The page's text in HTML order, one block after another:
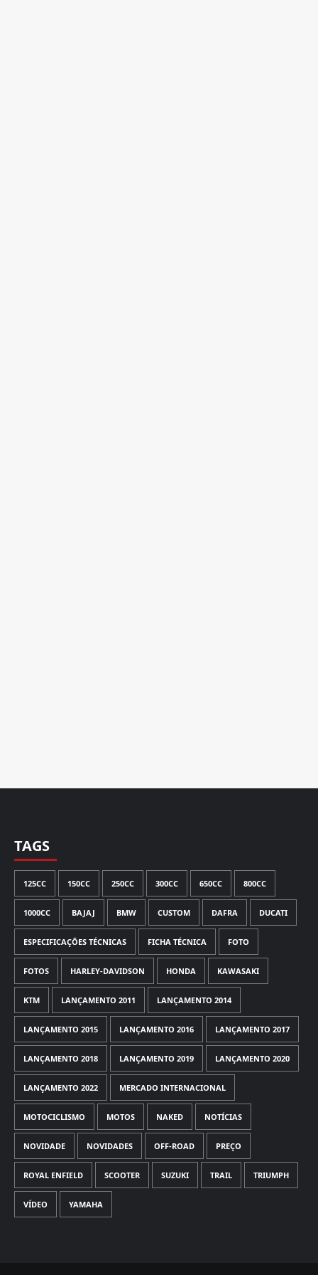
TAGS
125CC 150CC 250CC 300CC 650CC 800CC
1000CC BAJAJ BMW CUSTOM DAFRA DUCATI
ESPECIFICAÇÕES TÉCNICAS FICHA TÉCNICA FOTO
FOTOS HARLEY-DAVIDSON HONDA KAWASAKI
KTM LANÇAMENTO 2011 LANÇAMENTO 2014
LANÇAMENTO 2015 LANÇAMENTO 2016 LANÇAMENTO 2017
LANÇAMENTO 2018 LANÇAMENTO 2019 LANÇAMENTO 2020
LANÇAMENTO 2022 MERCADO INTERNACIONAL
MOTOCICLISMO MOTOS NAKED NOTÍCIAS
NOVIDADE NOVIDADES OFF-ROAD PREÇO
ROYAL ENFIELD SCOOTER SUZUKI TRAIL TRIUMPH
VÍDEO YAMAHA